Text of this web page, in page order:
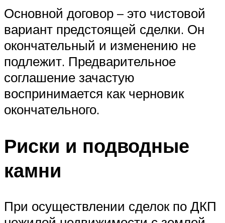
Основной договор – это чистовой
вариант предстоящей сделки. Он
окончательный и изменению не
подлежит. Предварительное
соглашение зачастую
воспринимается как черновик
окончательного.
Риски и подводные
камни
При осуществлении сделок по ДКП